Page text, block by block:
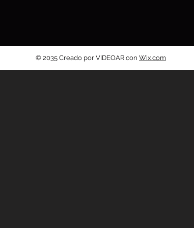
© 2035 Creado por VIDEOAR con Wix.com